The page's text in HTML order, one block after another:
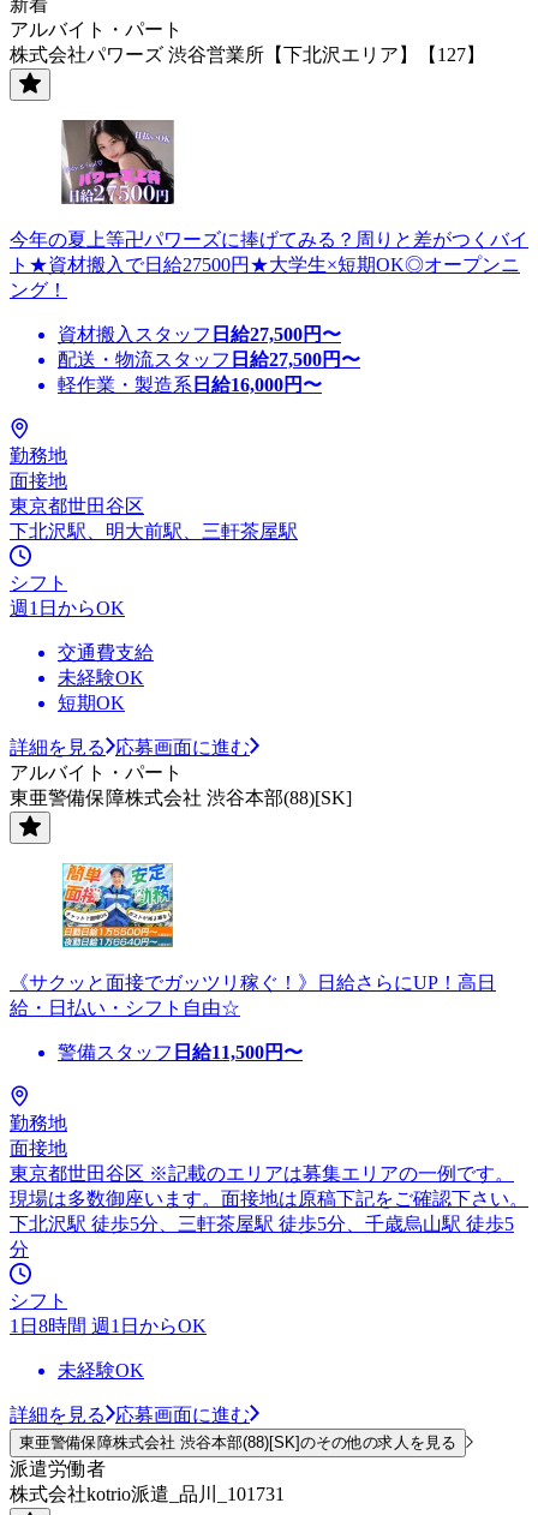
アルバイト・パート
株式会社パワーズ 渋谷営業所【下北沢エリア】【127】
今年の夏上等卍パワーズに捧げてみる？周りと差がつくバイ
ト★資材搬入で日給27500円★大学生×短期OK◎オープンニ
ング！
資材搬入スタッフ 日給27,500円〜
配送・物流スタッフ 日給27,500円〜
軽作業・製造系 日給16,000円〜
勤務地
面接地
東京都世田谷区
下北沢駅、明大前駅、三軒茶屋駅
シフト
週1日からOK
交通費支給
未経験OK
短期OK
詳細を見る
応募画面に進む
アルバイト・パート
東亜警備保障株式会社 渋谷本部(88)[SK]
《サクッと面接でガッツリ稼ぐ！》日給さらにUP！高日
給・日払い・シフト自由☆
警備スタッフ 日給11,500円〜
勤務地
面接地
東京都世田谷区 ※記載のエリアは募集エリアの一例です。
現場は多数御座います。面接地は原稿下記をご確認下さい。
下北沢駅 徒歩5分、三軒茶屋駅 徒歩5分、千歳烏山駅 徒歩5
分
シフト
1日8時間 週1日からOK
未経験OK
詳細を見る 応募画面に進む
東亜警備保障株式会社 渋谷本部(88)[SK]のその他の求人を見る
派遣労働者
株式会社kotrio派遣_品川_101731